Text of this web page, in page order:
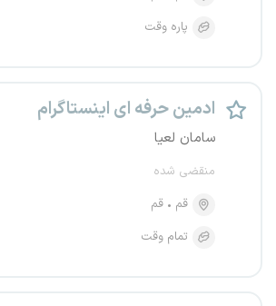
پاره وقت
ادمین حرفه ای اینستاگرام
سامان لعیا
منقضی شده
قم
قم
تمام وقت